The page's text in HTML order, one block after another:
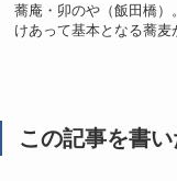
蕎庵・卯のや（飯田橋
けあって基本となる蕎麦
この記事を書い